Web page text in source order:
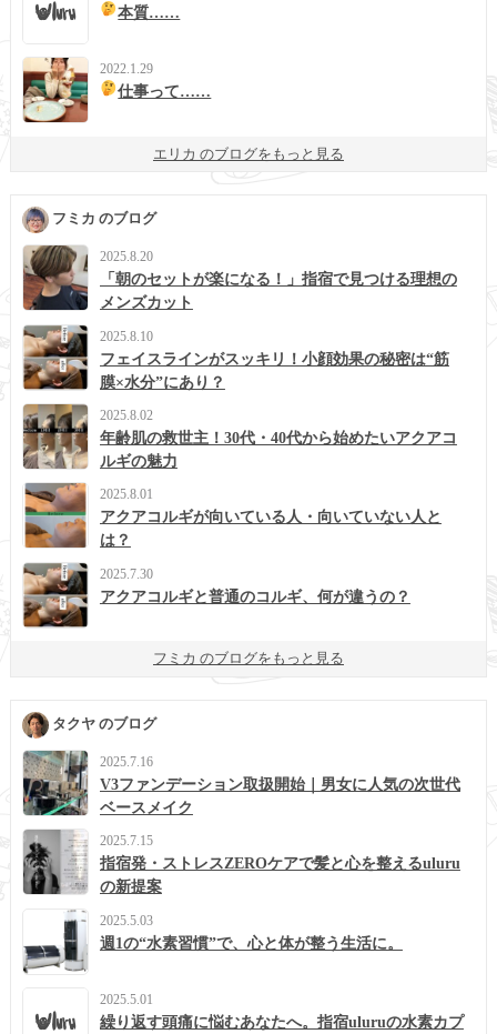
本質……
2022.1.29
仕事って……
エリカ のブログをもっと見る
フミカ のブログ
2025.8.20
「朝のセットが楽になる！」指宿で見つける理想の
メンズカット
2025.8.10
フェイスラインがスッキリ！小顔効果の秘密は“筋
膜×水分”にあり？
2025.8.02
年齢肌の救世主！30代・40代から始めたいアクアコ
ルギの魅力
2025.8.01
アクアコルギが向いている人・向いていない人と
は？
2025.7.30
アクアコルギと普通のコルギ、何が違うの？
フミカ のブログをもっと見る
タクヤ のブログ
2025.7.16
V3ファンデーション取扱開始｜男女に人気の次世代
ベースメイク
2025.7.15
指宿発・ストレスZEROケアで髪と心を整えるuluru
の新提案
2025.5.03
週1の“水素習慣”で、心と体が整う生活に。
2025.5.01
繰り返す頭痛に悩むあなたへ。指宿uluruの水素カプ